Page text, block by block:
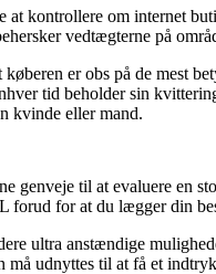
at kontrollere om internet
vedtægterne på
er obs på de mest
tid beholder sin
kvinde eller mand.
genveje til at evaluere en
forud for at du lægger din
ultra anstændige
må udnyttes til at få et